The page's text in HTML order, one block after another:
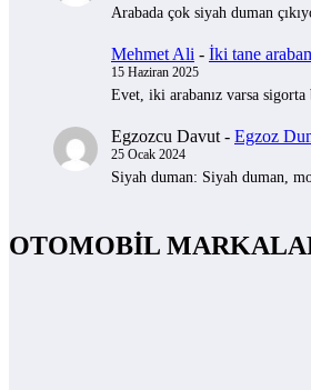
Arabada çok siyah duman
Mehmet Ali - İki tane
15 Haziran 2025
Evet, iki arabanız varsa
Egzozcu Davut - Egzoz
25 Ocak 2024
Siyah duman: Siyah duman,
OTOMOBİL